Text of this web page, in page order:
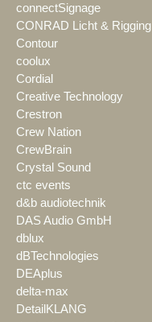
connectSignage
CONRAD Licht & Rigging
Contour
coolux
Cordial
Creative Technology
Crestron
Crew Nation
CrewBrain
Crystal Sound
ctc events
d&b audiotechnik
DAS Audio GmbH
dblux
dBTechnologies
DEAplus
delta-max
DetailKLANG